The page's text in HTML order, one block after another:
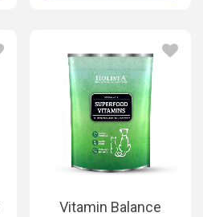
Vitamin Balance